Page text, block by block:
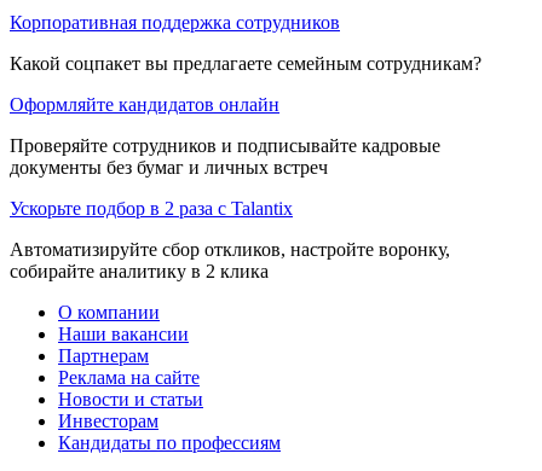
Корпоративная поддержка сотрудников
Какой соцпакет вы предлагаете семейным сотрудникам?
Оформляйте кандидатов онлайн
Проверяйте сотрудников и подписывайте кадровые
документы без бумаг и личных встреч
Ускорьте подбор в 2 раза с Talantix
Автоматизируйте сбор откликов, настройте воронку,
собирайте аналитику в 2 клика
О компании
Наши вакансии
Партнерам
Реклама на сайте
Новости и статьи
Инвесторам
Кандидаты по профессиям